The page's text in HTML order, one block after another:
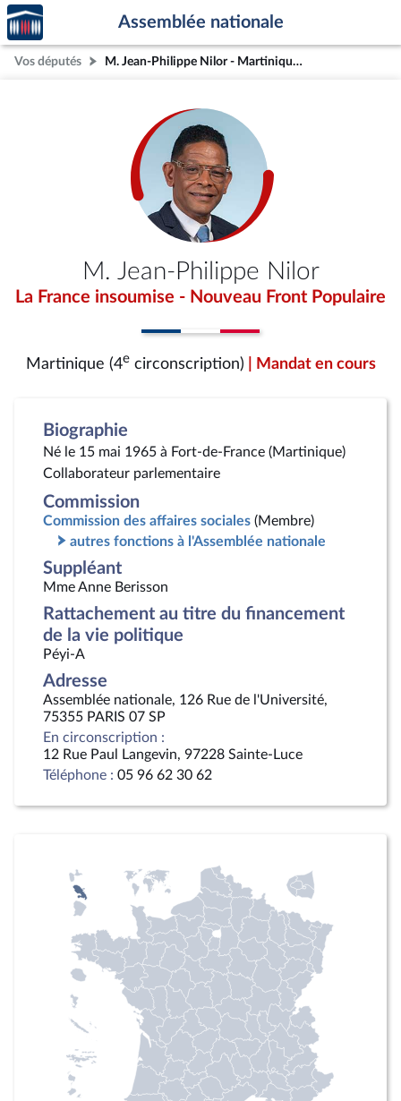
Aller au contenu
Aller en bas de la page
Accèder
à la
page
d'accueil
Assemblée nationale
Vos députés M. Jean-Philippe Nilor - Martinique (4e circonscription)
M. Jean-Philippe Nilor
La France insoumise - Nouveau Front Populaire
Martinique (4ecirconscription) | Mandat en cours
Biographie
Né le 15 mai 1965 à Fort-de-France (Martinique)
Collaborateur parlementaire
Commission
Commission des affaires sociales (Membre)
autres fonctions à l'Assemblée nationale
Suppléant
Mme Anne Berisson
Rattachement au titre du financement
de la vie politique
Péyi-A
Adresse
Assemblée nationale, 126 Rue de l'Université,
75355 PARIS 07 SP
En circonscription :
12 Rue Paul Langevin, 97228 Sainte-Luce
Téléphone : 05 96 62 30 62